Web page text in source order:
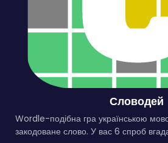
Словодей
Wordle-подібна гра українською
закодоване слово. У вас 6 спроб